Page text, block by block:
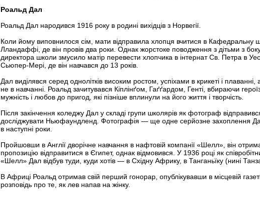
Роальд Дал
Роальд Дал народився 1916 року в родині вихідців з Норвегії.
Коли йому виповнилося сім, мати відправила хлопця вчитися в Кафедральну
Лландаффі, де він провів два роки. Однак жорстоке поводження з дітьми з
директора школи змусило матір перевести хлопчика в інтернат Св. Петра в
Сьюпер-Мері, де він навчався до 13 років.
Дал виділявся серед однолітків високим ростом, успіхами в крикеті і плаванні,
не в навчанні. Роальд зачитувався Кіплінґом, Гаґґардом, Генті, вбираючи
мужність і любов до пригод, які пізніше вплинули на його життя і творчість.
Після закінчення коледжу Дал у складі групи школярів як фотограф
досліджувати Ньюфаундленд. Фотографія — ще одне серйозне захоплення
в наступні роки.
Пройшовши в Англії дворічне навчання в нафтовій компанії «Шелл», він
пропозицію відправитися в Єгипет, однак відмовився. У 1936 році як
«Шелл» Дал відбув туди, куди хотів — в Східну Африку, в Танганьїку (нині
В Африці Роальд отримав свій перший гонорар, опублікувавши в місцевій
розповідь про те, як лев напав на жінку.